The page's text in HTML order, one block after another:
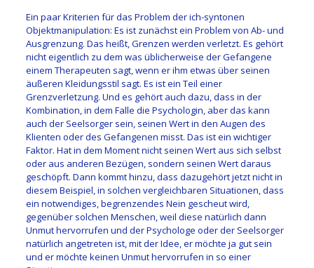
Ein paar Kriterien für das Problem der ich-syntonen
Objektmanipulation: Es ist zunächst ein Problem von Ab- und
Ausgrenzung. Das heißt, Grenzen werden verletzt. Es gehört
nicht eigentlich zu dem was üblicherweise der Gefangene
einem Therapeuten sagt, wenn er ihm etwas über seinen
äußeren Kleidungsstil sagt. Es ist ein Teil einer
Grenzverletzung. Und es gehört auch dazu, dass in der
Kombination, in dem Falle die Psychologin, aber das kann
auch der Seelsorger sein, seinen Wert in den Augen des
Klienten oder des Gefangenen misst. Das ist ein wichtiger
Faktor. Hat in dem Moment nicht seinen Wert aus sich selbst
oder aus anderen Bezügen, sondern seinen Wert daraus
geschöpft. Dann kommt hinzu, dass dazugehört jetzt nicht in
diesem Beispiel, in solchen vergleichbaren Situationen, dass
ein notwendiges, begrenzendes Nein gescheut wird,
gegenüber solchen Menschen, weil diese natürlich dann
Unmut hervorrufen und der Psychologe oder der Seelsorger
natürlich angetreten ist, mit der Idee, er möchte ja gut sein
und er möchte keinen Unmut hervorrufen in so einer